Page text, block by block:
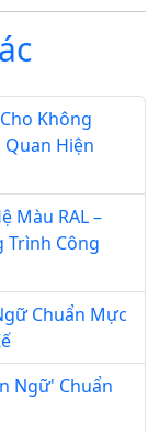
Không
Quan Hiện
Màu RAL –
Trình Công
Chuẩn Mực
Ngữ' Chuẩn